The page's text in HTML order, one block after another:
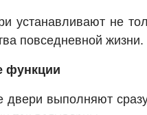
устанавливают не
повседневной жизни.
функции
двери выполняют